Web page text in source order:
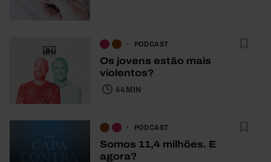
PODCAST
Os jovens estão mais
violentos?
44 MIN
PODCAST
Somos 11,4 milhões. E
agora?